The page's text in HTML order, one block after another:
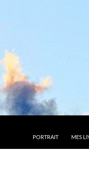
PORTRAIT MES